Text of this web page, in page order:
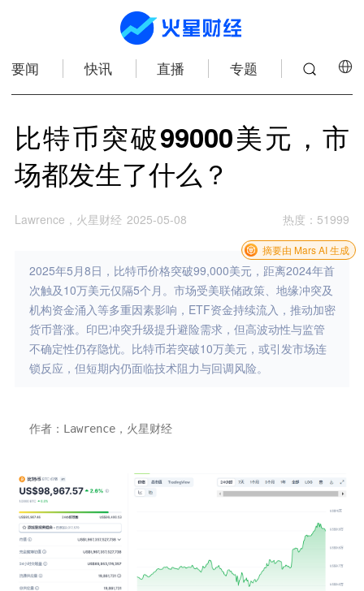
要闻 快讯 直播 专题
比特币突破99000美元，市
场都发生了什么？
Lawrence，火星财经 2025-05-08 热度 ： 51999
2025年5月8日，比特币价格突破99,000美元，距离2024年首
次触及10万美元仅隔5个月。市场受美联储政策、地缘冲突及
机构资金涌入等多重因素影响，ETF资金持续流入，推动加密
货币普涨。印巴冲突升级提升避险需求，但高波动性与监管
不确定性仍存隐忧。比特币若突破10万美元，或引发市场连
锁反应，但短期内仍面临技术阻力与回调风险。
摘要由 Mars AI 生成
作者：Lawrence，火星财经